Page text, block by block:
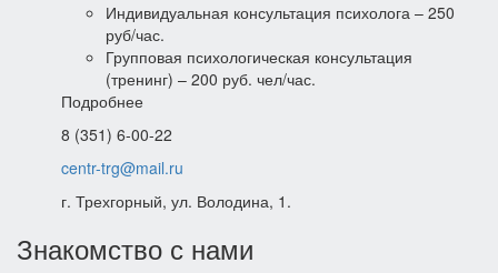
Индивидуальная консультация психолога – 250
руб/час.
Групповая психологическая консультация
(тренинг) – 200 руб. чел/час.
Подробнее
8 (351) 6-00-22
centr-trg@mail.ru
г. Трехгорный, ул. Володина, 1.
Знакомство с нами